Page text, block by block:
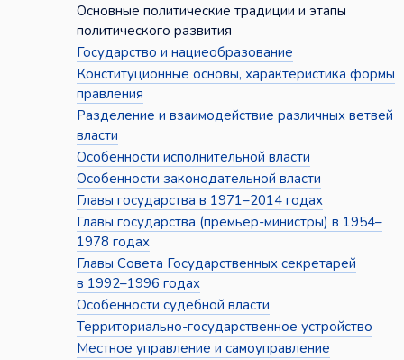
Основные политические традиции и этапы
политического развития
Государство и нациеобразование
Конституционные основы, характеристика формы
правления
Разделение и взаимодействие различных ветвей
власти
Особенности исполнительной власти
Особенности законодательной власти
Главы государства в 1971–2014 годах
Главы государства (премьер-министры) в 1954–
1978 годах
Главы Совета Государственных секретарей
в 1992–1996 годах
Особенности судебной власти
Территориально-государственное устройство
Местное управление и самоуправление